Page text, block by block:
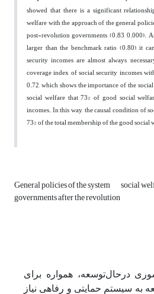
showed that there is a significant
welfare with the approach of the general
post-revolution governments (0.83, 0.000).
larger than the benchmark ratio (0.80), it
security incomes are almost always
coverage index of social security incomes
0.72, which shows the importance of the
social welfare that 73% of good social
incomes. In this way, the causal condition of
73% of the total membership of the good
General policies of the system social
governments after the revolution
درحال‌توسعه، همواره برای
به سیستم حمایتی و رفاهی نیاز